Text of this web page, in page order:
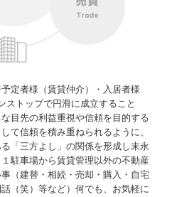
定者様（賃貸仲介）・入居者様
ストップで円滑に成立すること
目先の利益重視や信頼を目的する
て信頼を積み重ねられるように、
「三方よし」の関係を形成し末永
駐車場から賃貸管理以外の不動産
（建替・相続・売却・購入・自宅
（笑）等など）何でも、お気軽に